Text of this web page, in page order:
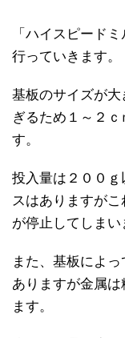
「ハイスピード
行っていきます。
基板のサイズが
ぎるため１～２
す。
投入量は２００
スはありますが
が停止してしまい
また、基板によ
ありますが金属
ます。